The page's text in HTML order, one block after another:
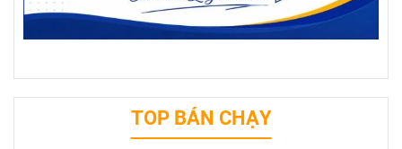
TOP BÁN CHẠY